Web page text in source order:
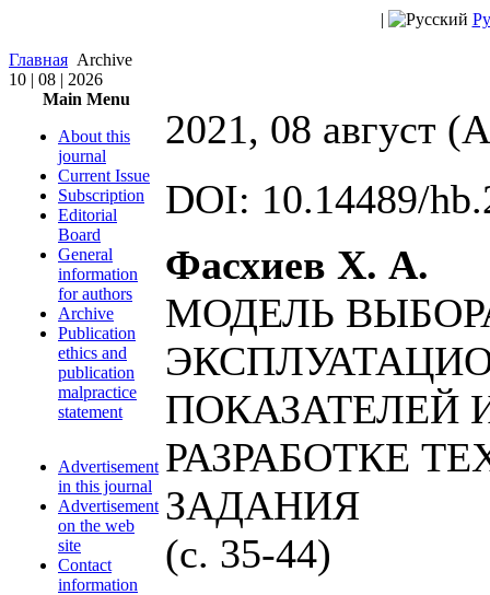
|
Главная Archive
10 | 08 | 2026
Main Menu
About this
journal
Current Issue
Subscription
Editorial
Board
General
information
for authors
Archive
Publication
ethics and
publication
malpractice
statement
Advertisement
in this journal
Advertisement
on the web
site
Contact
information
2021, 08 август
DOI: 10.14489/
Фасхиев Х. А.
МОДЕЛЬ
ПОКАЗАТЕЛЕЙ
РАЗРАБОТКЕ
ЗАДАНИЯ
(с. 35-44)